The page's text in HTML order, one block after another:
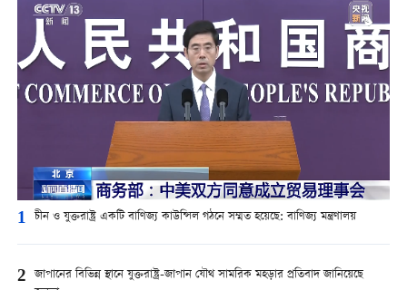
1 চীন ও যুক্তরাষ্ট্র একটি বাণিজ্য কাউন্সিল গঠনে সম্মত হয়েছে: বাণিজ্য মন্ত্রণালয়
2 জাপানের বিভিন্ন স্থানে যুক্তরাষ্ট্র-জাপান যৌথ সামরিক মহড়ার প্রতিবাদ জানিয়েছে